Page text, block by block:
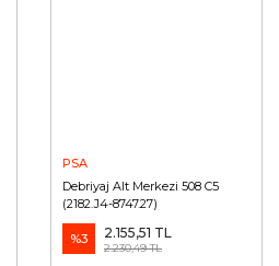
PSA
Debriyaj Alt Merkezi 508 C5
(2182.J4-8747.27)
%3 2.155,51 TL
2.230,49 TL